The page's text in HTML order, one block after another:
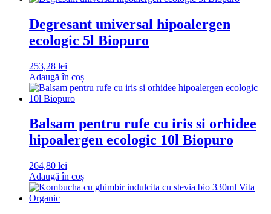
Degresant universal hipoalergen
ecologic 5l Biopuro
253,28 lei
Adaugă în coș
Balsam pentru rufe cu iris si orhidee
hipoalergen ecologic 10l Biopuro
264,80 lei
Adaugă în coș